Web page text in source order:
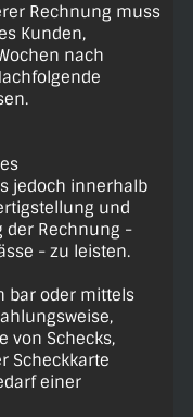
Rechnung muss
Kunden,
nach
jedoch innerhalb
und
der Rechnung -
- zu leisten.
bar oder mittels
von Schecks,
Scheckkarte
einer